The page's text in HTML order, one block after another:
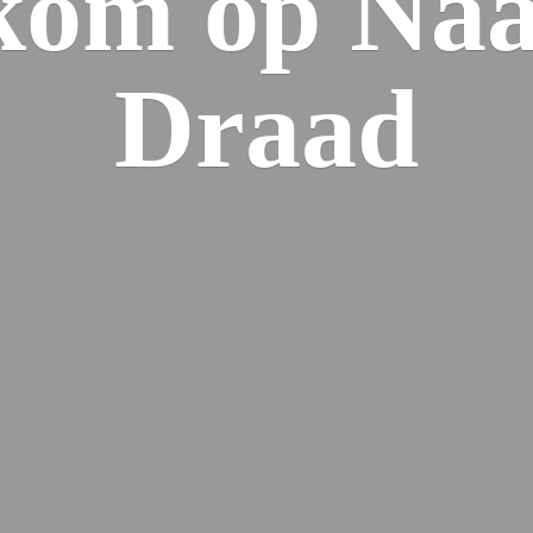
Draad